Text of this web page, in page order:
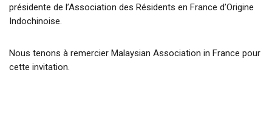
présidente de l’Association des Résidents en France d’Origine
Indochinoise.
Nous tenons à remercier Malaysian Association in France pour
cette invitation.